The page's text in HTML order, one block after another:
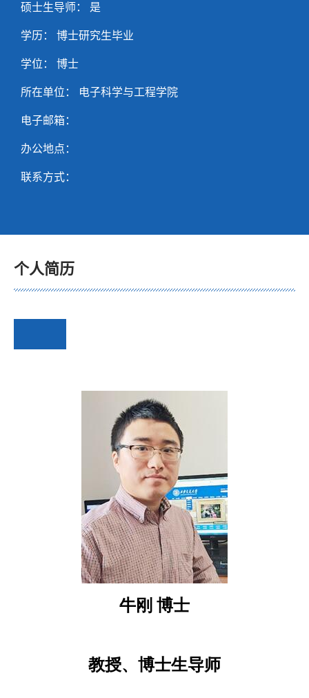
硕士生导师： 是
学历： 博士研究生毕业
学位： 博士
所在单位： 电子科学与工程学院
电子邮箱：
办公地点：
联系方式：
个人简历